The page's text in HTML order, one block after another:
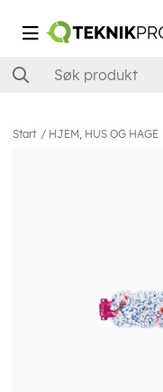
Start HJEM, HUS OG HAGE